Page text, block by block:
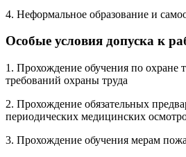
4. Неформальное образование и
Особые условия допуска к
1. Прохождение обучения по охране
требований охраны труда
2. Прохождение обязательных
периодических медицинских
3. Прохождение обучения мерам